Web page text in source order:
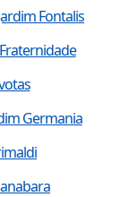
Fontalis
Germania